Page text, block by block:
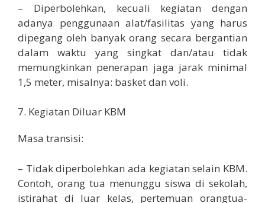
– Diperbolehkan, kecuali kegiatan dengan
adanya penggunaan alat/fasilitas yang harus
dipegang oleh banyak orang secara bergantian
dalam waktu yang singkat dan/atau tidak
memungkinkan penerapan jaga jarak minimal
1,5 meter, misalnya: basket dan voli.
7. Kegiatan Diluar KBM
Masa transisi:
– Tidak diperbolehkan ada kegiatan selain KBM.
Contoh, orang tua menunggu siswa di sekolah,
istirahat di luar kelas, pertemuan orangtua-